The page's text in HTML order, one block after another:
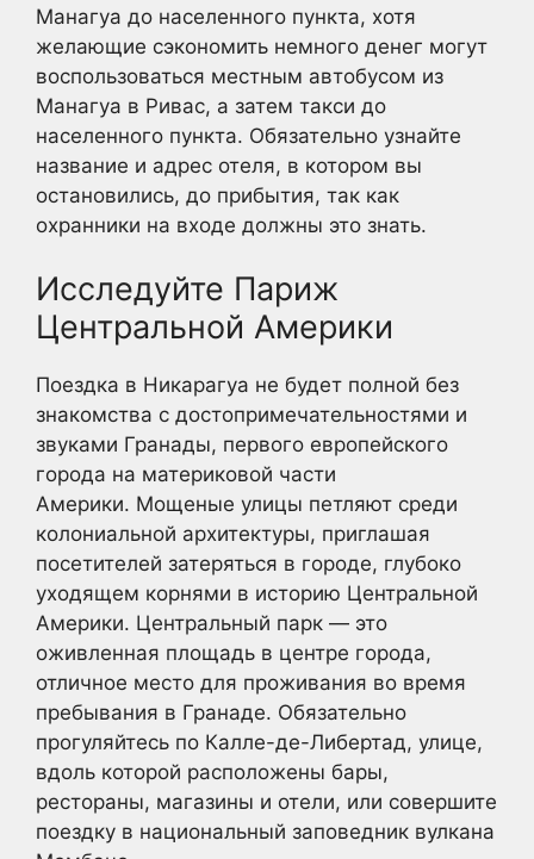
Манагуа до населенного пункта, хотя
желающие сэкономить немного денег могут
воспользоваться местным автобусом из
Манагуа в Ривас, а затем такси до
населенного пункта. Обязательно узнайте
название и адрес отеля, в котором вы
остановились, до прибытия, так как
охранники на входе должны это знать.
Исследуйте Париж
Центральной Америки
Поездка в Никарагуа не будет полной без
знакомства с достопримечательностями и
звуками Гранады, первого европейского
города на материковой части
Америки. Мощеные улицы петляют среди
колониальной архитектуры, приглашая
посетителей затеряться в городе, глубоко
уходящем корнями в историю Центральной
Америки. Центральный парк — это
оживленная площадь в центре города,
отличное место для проживания во время
пребывания в Гранаде. Обязательно
прогуляйтесь по Калле-де-Либертад, улице,
вдоль которой расположены бары,
рестораны, магазины и отели, или совершите
поездку в национальный заповедник вулкана